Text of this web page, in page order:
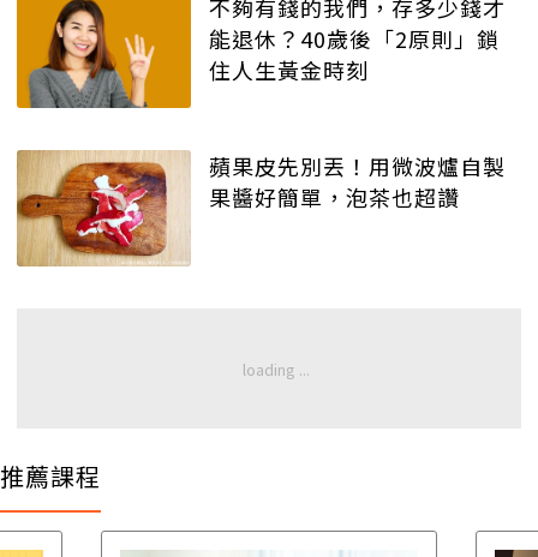
不夠有錢的我們，存多少錢才
能退休？40歲後「2原則」鎖
住人生黃金時刻
蘋果皮先別丟！用微波爐自製
果醬好簡單，泡茶也超讚
推薦課程